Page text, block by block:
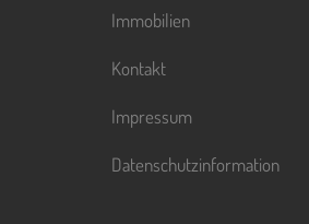
Immobilien
Kontakt
Impressum
Datenschutzinformation